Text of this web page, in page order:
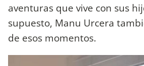
aventuras que vive con sus
supuesto, Manu Urcera
de esos momentos.